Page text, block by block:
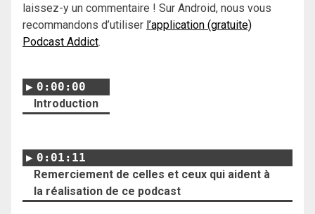
laissez-y un commentaire ! Sur Android, nous vous
recommandons d’utiliser l’application (gratuite)
Podcast Addict.
0:00:00
Introduction
0:01:11
Remerciement de celles et ceux qui aident à
la réalisation de ce podcast